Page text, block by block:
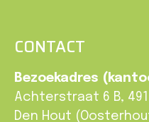
CONTACT
Bezoekadres
Achterstraat 6 B,
Den Hout